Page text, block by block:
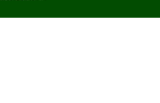
Betrieb unserer
besitzen
Eingänge und
auf ein einzelnes